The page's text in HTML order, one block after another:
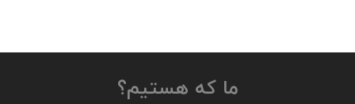
ما که هستیم؟